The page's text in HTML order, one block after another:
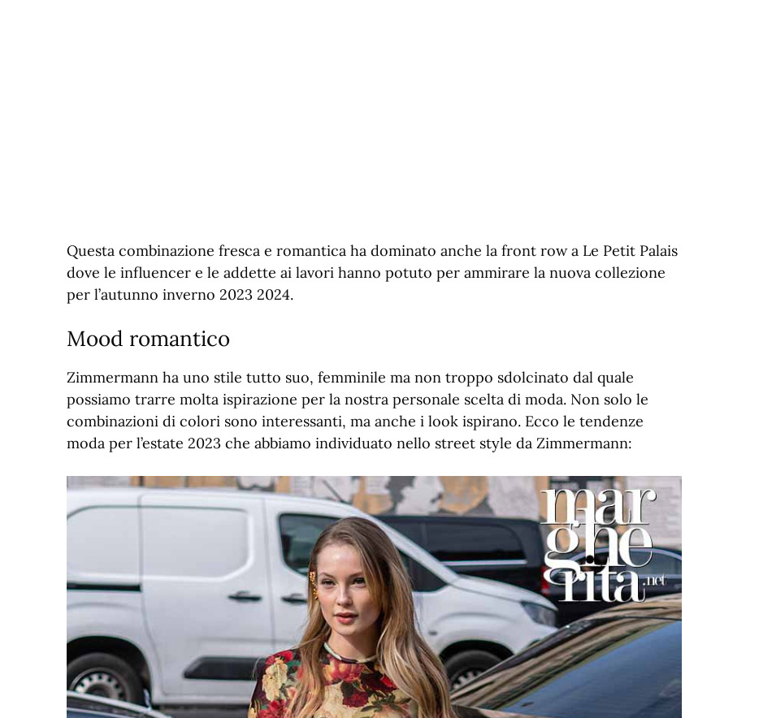
Questa combinazione fresca e romantica ha dominato anche la front row a Le Petit Palais
dove le influencer e le addette ai lavori hanno potuto per ammirare la nuova collezione
per l’autunno inverno 2023 2024.
Mood romantico
Zimmermann ha uno stile tutto suo, femminile ma non troppo sdolcinato dal quale
possiamo trarre molta ispirazione per la nostra personale scelta di moda. Non solo le
combinazioni di colori sono interessanti, ma anche i look ispirano. Ecco le tendenze
moda per l’estate 2023 che abbiamo individuato nello street style da Zimmermann: